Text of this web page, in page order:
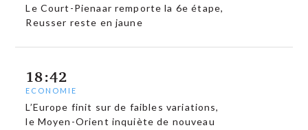
Le Court-Pienaar remporte la 6e étape,
Reusser reste en jaune
18:42
ECONOMIE
L’Europe finit sur de faibles variations,
le Moyen-Orient inquiète de nouveau